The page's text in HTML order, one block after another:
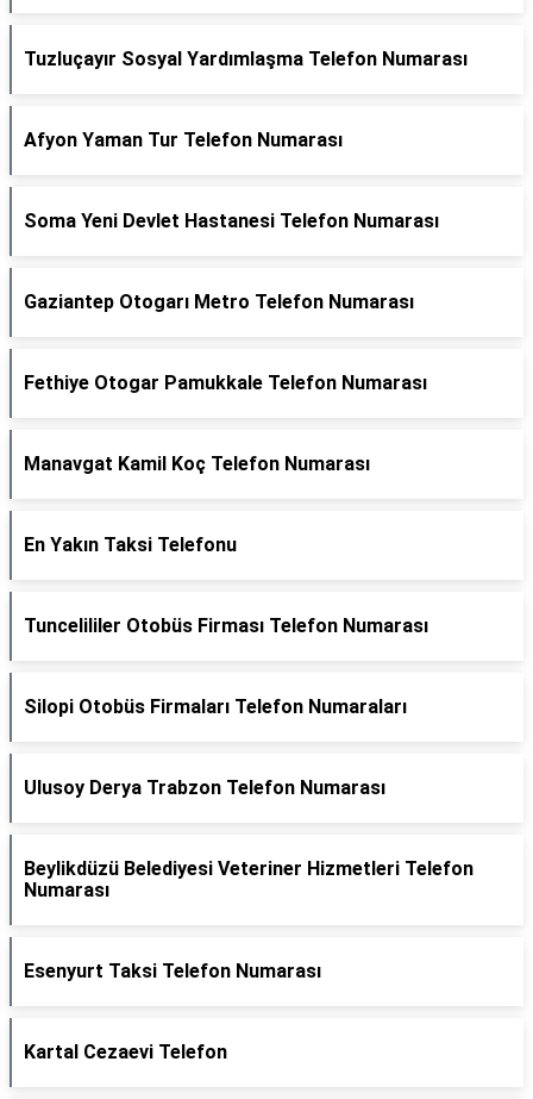
Tuzluçayır Sosyal Yardımlaşma Telefon Numarası
Afyon Yaman Tur Telefon Numarası
Soma Yeni Devlet Hastanesi Telefon Numarası
Gaziantep Otogarı Metro Telefon Numarası
Fethiye Otogar Pamukkale Telefon Numarası
Manavgat Kamil Koç Telefon Numarası
En Yakın Taksi Telefonu
Tuncelililer Otobüs Firması Telefon Numarası
Silopi Otobüs Firmaları Telefon Numaraları
Ulusoy Derya Trabzon Telefon Numarası
Beylikdüzü Belediyesi Veteriner Hizmetleri Telefon
Numarası
Esenyurt Taksi Telefon Numarası
Kartal Cezaevi Telefon